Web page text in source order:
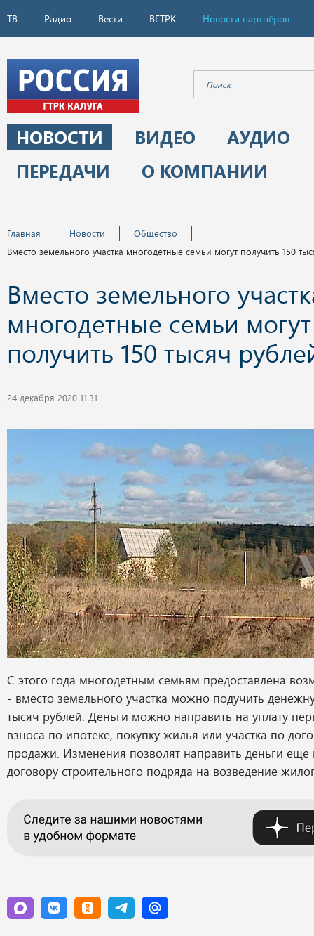
ТВ Радио Вести ВГТРК Новости партнёров
НОВОСТИ ВИДЕО
АУДИО
ПЕРЕДАЧИ
О КОМПАНИИ
Главная Новости
Общество
Вместо земельного участка многодетные семьи могут получить 150
Вместо земельного
многодетные семьи могут
получить 150 тысяч
24 декабря 2020 11:31
С этого года многодетным семьям предоставлена
- вместо земельного участка можно подучить
тысяч рублей. Деньги можно направить на уплату
взноса по ипотеке, покупку жилья или участка по
продажи. Изменения позволят направить деньги ещё
договору строительного подряда на возведение